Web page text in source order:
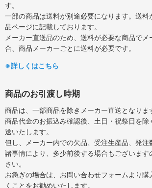
す。
一部の商品は送料が別途必要になります。送料
品ページに記載しております。
メーカー直送品のため、送料が必要な商品で
合、商品メーカーごとに送料が必要です。
※詳しくはこちら
商品のお引渡し時期
商品は、一部商品を除きメーカー直送となりま
商品代金のお振込み確認後、土日・祝祭日を
送いたします。
但し、メーカー内での欠品、受注生産品、発注
諸事情により、多少前後する場合もございます
さい。
お急ぎの場合は、お問い合わせフォームより購
くことをお勧めいたします。